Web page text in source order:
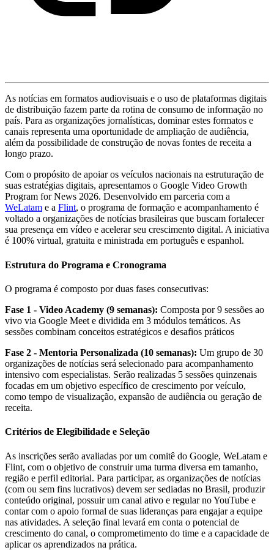
As notícias em formatos audiovisuais e o uso de plataformas digitais
de distribuição fazem parte da rotina de consumo de informação no
país. Para as organizações jornalísticas, dominar estes formatos e
canais representa uma oportunidade de ampliação de audiência,
além da possibilidade de construção de novas fontes de receita a
longo prazo.
Com o propósito de apoiar os veículos nacionais na estruturação de
suas estratégias digitais, apresentamos o Google Video Growth
Program for News 2026. Desenvolvido em parceria com a
WeLatam e a Flint, o programa de formação e acompanhamento é
voltado a organizações de notícias brasileiras que buscam fortalecer
sua presença em vídeo e acelerar seu crescimento digital. A iniciativa
é 100% virtual, gratuita e ministrada em português e espanhol.
Estrutura do Programa e Cronograma
O programa é composto por duas fases consecutivas:
Fase 1 - Video Academy (9 semanas): Composta por 9 sessões ao
vivo via Google Meet e dividida em 3 módulos temáticos. As
sessões combinam conceitos estratégicos e desafios práticos
Fase 2 - Mentoria Personalizada (10 semanas): Um grupo de 30
organizações de notícias será selecionado para acompanhamento
intensivo com especialistas. Serão realizadas 5 sessões quinzenais
focadas em um objetivo específico de crescimento por veículo,
como tempo de visualização, expansão de audiência ou geração de
receita.
Critérios de Elegibilidade e Seleção
As inscrições serão avaliadas por um comitê do Google, WeLatam e
Flint, com o objetivo de construir uma turma diversa em tamanho,
região e perfil editorial. Para participar, as organizações de notícias
(com ou sem fins lucrativos) devem ser sediadas no Brasil, produzir
conteúdo original, possuir um canal ativo e regular no YouTube e
contar com o apoio formal de suas lideranças para engajar a equipe
nas atividades. A seleção final levará em conta o potencial de
crescimento do canal, o comprometimento do time e a capacidade de
aplicar os aprendizados na prática.